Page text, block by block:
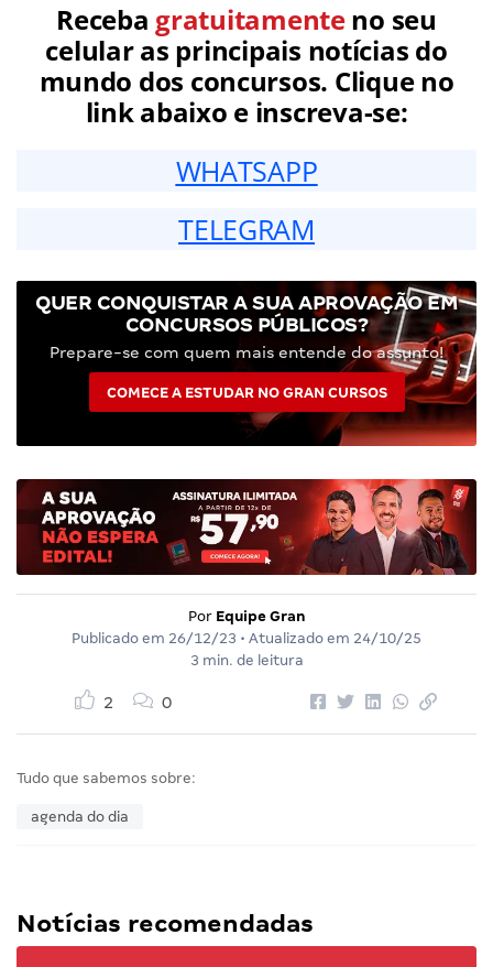
Receba gratuitamenteno seu
celular as principais notícias do
mundo dos concursos. Clique no
link abaixo e inscreva-se:
WHATSAPP
TELEGRAM
QUER CONQUISTAR A SUA APROVAÇÃO EM
CONCURSOS PÚBLICOS?
Prepare-se com quem mais entende do assunto!
COMECE A ESTUDAR NO GRAN CURSOS
Por Equipe Gran
Publicado em 26/12/23 • Atualizado em 24/10/25
3 min. de leitura
2 0
Tudo que sabemos sobre:
agenda do dia
Notícias recomendadas